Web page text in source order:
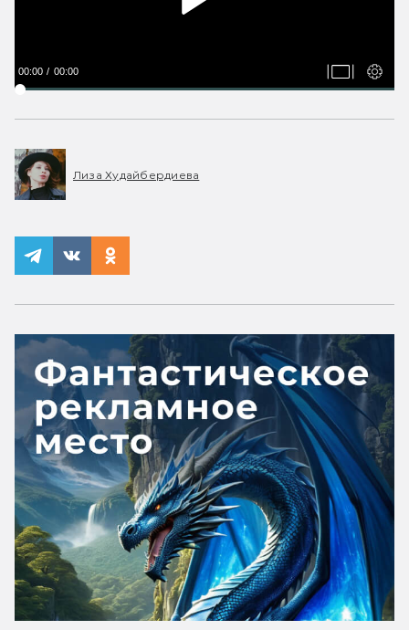
00:00 00:00
Лиза Худайбердиева